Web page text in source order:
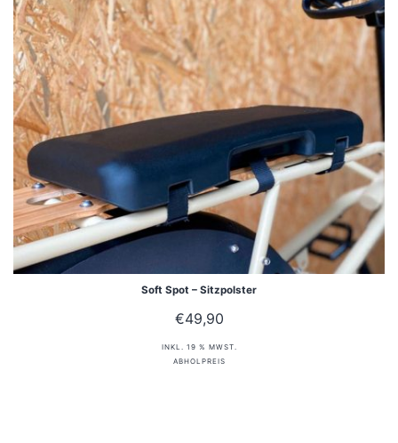
Soft Spot – Sitzpolster
€49,90
INKL. 19 % MWST.
ABHOLPREIS